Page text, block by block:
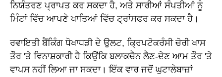
ਨਿਯੰਤਰਣ ਪ੍ਰਾਪਤ ਕਰ ਸਕਦਾ ਹੈ, ਅਤੇ ਸਾਰੀਆਂ ਸੰਪਤੀਆਂ ਨੂੰ
ਮਿੰਟਾਂ ਵਿੱਚ ਆਪਣੇ ਖਾਤਿਆਂ ਵਿੱਚ ਟ੍ਰਾਂਸਫਰ ਕਰ ਸਕਦਾ ਹੈ।
ਰਵਾਇਤੀ ਬੈਂਕਿੰਗ ਧੋਖਾਧੜੀ ਦੇ ਉਲਟ, ਕ੍ਰਿਪਟੋਕਰੰਸੀ ਚੋਰੀ ਖਾਸ
ਤੌਰ 'ਤੇ ਵਿਨਾਸ਼ਕਾਰੀ ਹੈ ਕਿਉਂਕਿ ਬਲਾਕਚੈਨ ਲੈਣ-ਦੇਣ ਆਮ ਤੌਰ 'ਤੇ
ਵਾਪਸ ਨਹੀਂ ਲਿਆ ਜਾ ਸਕਦਾ। ਇੱਕ ਵਾਰ ਜਦੋਂ ਘੁਟਾਲੇਬਾਜ਼ਾਂ